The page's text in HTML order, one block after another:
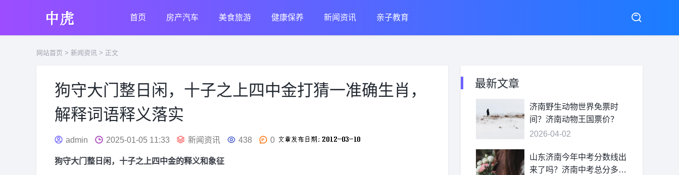
首页 房产汽车 美食旅游 健康保养 新闻资讯 亲子教育
网站首页 > 新闻资讯 > 正文
狗守大门整日闲，十子之上四中金打猜一准确生肖，
解释词语释义落实
admin 2025-01-05 11:33 新闻资讯 438 0
狗守大门整日闲，十子之上四中金的释义和象征
最新文章
济南野生动物世界免票时
间？济南动物王国票价？
2026-04-02
山东济南今年中考分数线出
来了吗？济南中考总分多